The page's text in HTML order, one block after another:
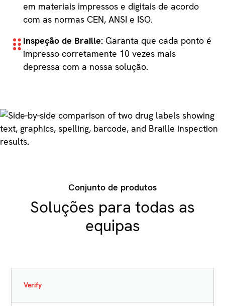
em materiais impressos e digitais de acordo
com as normas CEN, ANSI e ISO.
Inspeção de Braille: Garanta que cada ponto é
impresso corretamente 10 vezes mais
depressa com a nossa solução.
Conjunto de produtos
Soluções para todas as
equipas
Verify